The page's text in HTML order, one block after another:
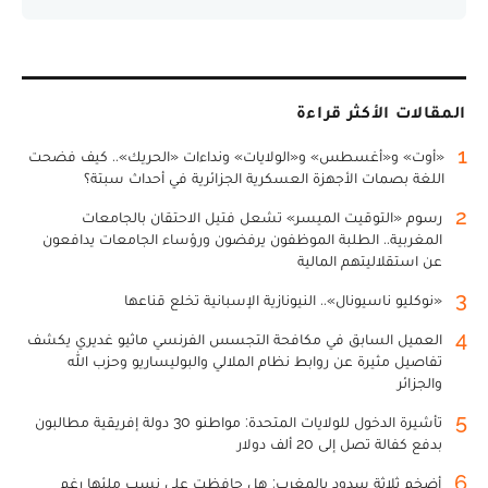
المقالات الأكثر قراءة
1
«أوت» و«أغسطس» و«الولايات» ونداءات «الحريك».. كيف فضحت
اللغة بصمات الأجهزة العسكرية الجزائرية في أحداث سبتة؟
2
رسوم «التوقيت الميسر» تشعل فتيل الاحتقان بالجامعات
المغربية.. الطلبة الموظفون يرفضون ورؤساء الجامعات يدافعون
عن استقلاليتهم المالية
3 «نوكليو ناسيونال».. النيونازية الإسبانية تخلع قناعها
4
العميل السابق في مكافحة التجسس الفرنسي ماثيو غديري يكشف
تفاصيل مثيرة عن روابط نظام الملالي والبوليساريو وحزب الله
والجزائر
5
تأشيرة الدخول للولايات المتحدة: مواطنو 30 دولة إفريقية مطالبون
بدفع كفالة تصل إلى 20 ألف دولار
6 أضخم ثلاثة سدود بالمغرب: هل حافظت على نسب ملئها رغم